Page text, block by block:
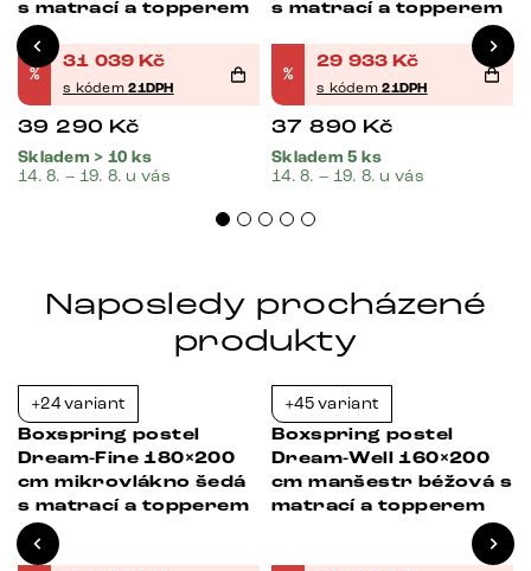
s matrací a topperem
%
31 039 Kč
s kódem21DPH
39 290 Kč
Skladem > 10 ks
14. 8. – 19. 8. u vás
s matrací a topperem
%
29 933 Kč
s kódem21DPH
37 890 Kč
Skladem 5 ks
14. 8. – 19. 8. u vás
Naposledy procházené
produkty
+24 variant
Boxspring postel
Dream-Fine 180×200
cm mikrovlákno šedá
s matrací a topperem
Bestseller
+45 variant
Boxspring postel
Dream-Well 160×200
cm manšestr béžová s
matrací a topperem